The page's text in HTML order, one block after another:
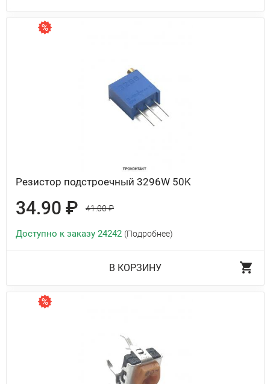
Резистор подстроечный 3296W 50K
34.90 ₽ 41.00 ₽
Доступно к заказу 24242 (Подробнее)
В КОРЗИНУ